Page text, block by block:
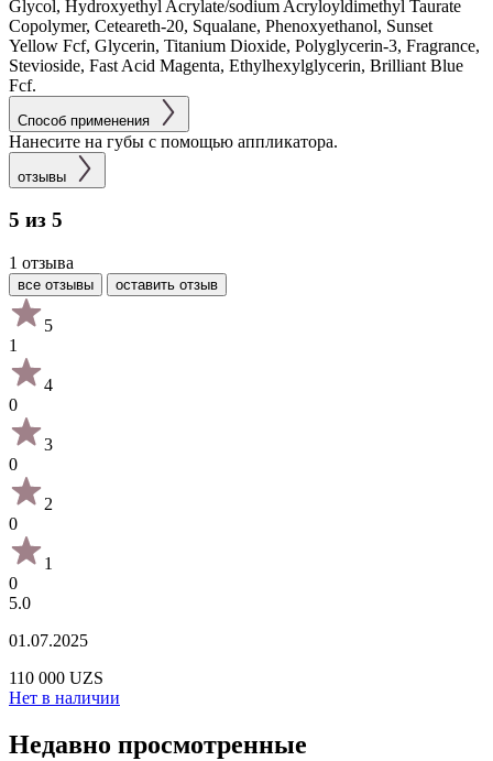
Glycol, Hydroxyethyl Acrylate/sodium Acryloyldimethyl Taurate
Copolymer, Ceteareth-20, Squalane, Phenoxyethanol, Sunset
Yellow Fcf, Glycerin, Titanium Dioxide, Polyglycerin-3, Fragrance,
Stevioside, Fast Acid Magenta, Ethylhexylglycerin, Brilliant Blue
Fcf.
Способ применения
Нанесите на губы с помощью аппликатора.
отзывы
5 из 5
1 отзыва
все отзывы оставить отзыв
5
1
4
0
3
0
2
0
1
0
5.0
01.07.2025
110 000 UZS
Нет в наличии
Недавно просмотренные